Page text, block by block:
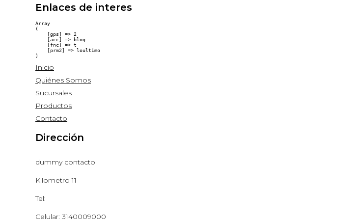
Enlaces de interes
Array
(
    [gps] => 2
    [acc] => blog
    [fnc] => t
    [prm2] => loultimo
Inicio
Quiénes Somos
Sucursales
Productos
Contacto
Dirección
dummy contacto
Kilometro 11
Tel:
Celular: 3140009000